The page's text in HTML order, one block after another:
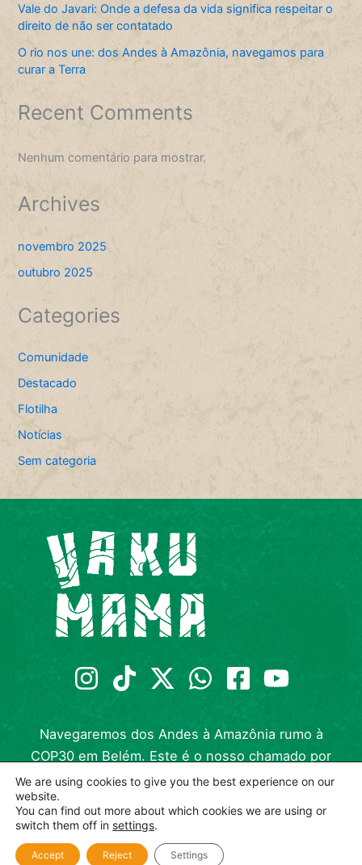
Vale do Javari: Onde a defesa da vida significa respeitar o
direito de não ser contatado
O rio nos une: dos Andes à Amazônia, navegamos para
curar a Terra
Recent Comments
Nenhum comentário para mostrar.
Archives
novembro 2025
outubro 2025
Categories
Comunidade
Destacado
Flotilha
Notícias
Sem categoria
Navegaremos dos Andes à Amazônia rumo à
COP30 em Belém. Este é o nosso chamado por
verdadeira justiça climática, liderado por quem
We are using cookies to give you the best experience on our
website.
You can find out more about which cookies we are using or
switch them off in settings.
Accept Reject Settings